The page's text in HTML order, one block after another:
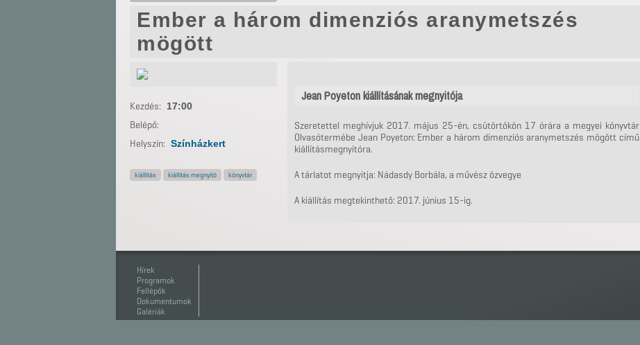
Ember a három dimenziós aranymetszés
mögött
Jean Poyeton kiállításának megnyitója
Szeretettel meghívjuk 2017. május 25-én, csütörtökön 17 órára a megyei könyvtár
Olvasótermébe Jean Poyeton: Ember a három dimenziós aranymetszés mögött című
kiállításmegnyitóra.
A tárlatot megnyitja: Nádasdy Borbála, a művész özvegye
A kiállítás megtekinthető: 2017. június 15-ig.
Kezdés: 17:00
Belépő:
Helyszín: Színházkert
kiállítás kiállítás megnyitó könyvtár
Hírek
Programok
Fellépők
Dokumentumok
Galériák